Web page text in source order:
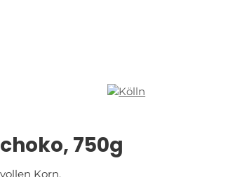
750g
Korn.